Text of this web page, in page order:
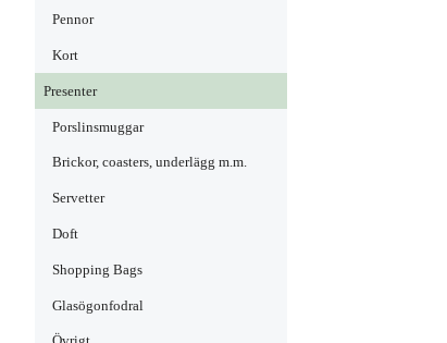
Pennor
Kort
Presenter
Porslinsmuggar
Brickor, coasters, underlägg m.m.
Servetter
Doft
Shopping Bags
Glasögonfodral